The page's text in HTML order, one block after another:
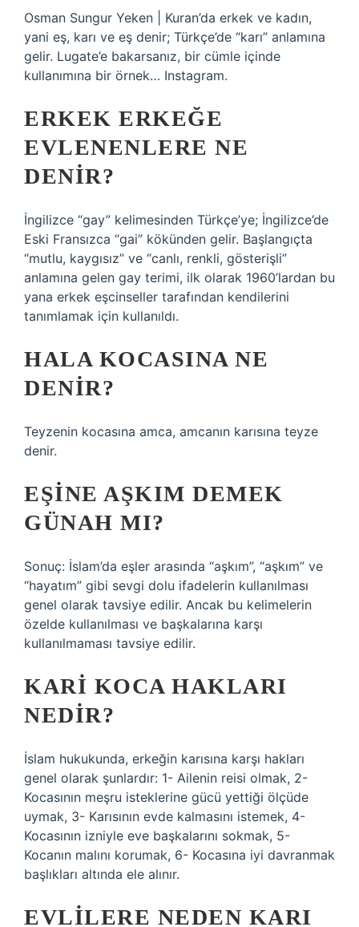
Osman Sungur Yeken | Kuran’da erkek ve kadın,
yani eş, karı ve eş denir; Türkçe’de “karı” anlamına
gelir. Lugate’e bakarsanız, bir cümle içinde
kullanımına bir örnek… Instagram.
ERKEK ERKEĞE
EVLENENLERE NE
DENIR?
İngilizce “gay” kelimesinden Türkçe’ye; İngilizce’de
Eski Fransızca “gai” kökünden gelir. Başlangıçta
“mutlu, kaygısız” ve “canlı, renkli, gösterişli”
anlamına gelen gay terimi, ilk olarak 1960’lardan bu
yana erkek eşcinseller tarafından kendilerini
tanımlamak için kullanıldı.
HALA KOCASINA NE
DENIR?
Teyzenin kocasına amca, amcanın karısına teyze
denir.
EŞINE AŞKIM DEMEK
GÜNAH MI?
Sonuç: İslam’da eşler arasında “aşkım”, “aşkım” ve
“hayatım” gibi sevgi dolu ifadelerin kullanılması
genel olarak tavsiye edilir. Ancak bu kelimelerin
özelde kullanılması ve başkalarına karşı
kullanılmaması tavsiye edilir.
KARI KOCA HAKLARI
NEDIR?
İslam hukukunda, erkeğin karısına karşı hakları
genel olarak şunlardır: 1- Ailenin reisi olmak, 2-
Kocasının meşru isteklerine gücü yettiği ölçüde
uymak, 3- Karısının evde kalmasını istemek, 4-
Kocasının izniyle eve başkalarını sokmak, 5-
Kocanın malını korumak, 6- Kocasına iyi davranmak
başlıkları altında ele alınır.
EVLILERE NEDEN KARI